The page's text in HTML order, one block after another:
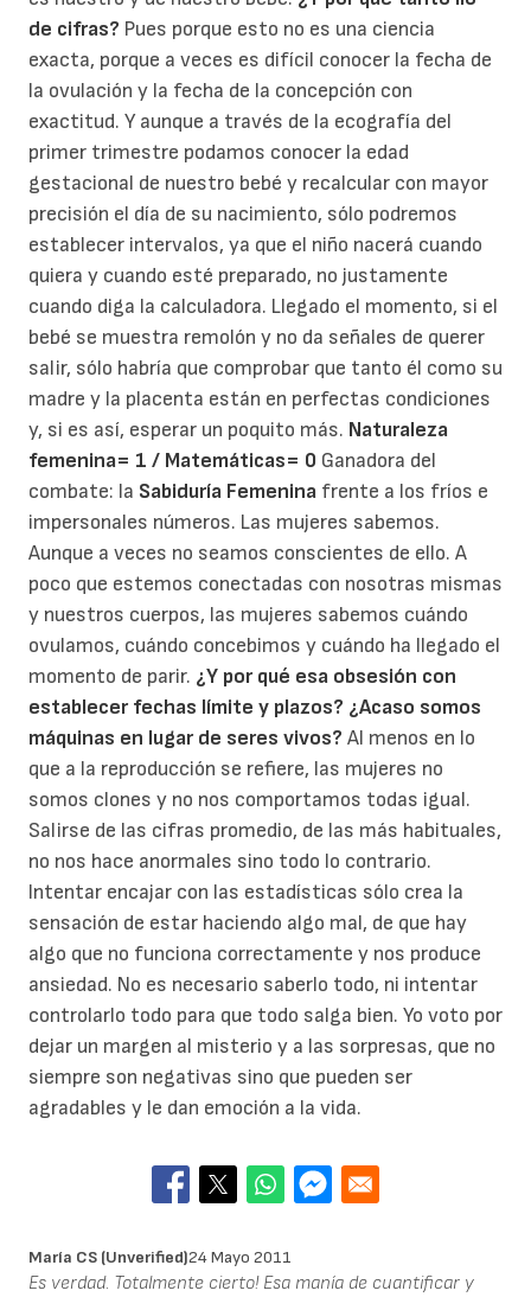
de cifras? Pues porque esto no es una ciencia
exacta, porque a veces es difícil conocer la fecha de
la ovulación y la fecha de la concepción con
exactitud. Y aunque a través de la ecografía del
primer trimestre podamos conocer la edad
gestacional de nuestro bebé y recalcular con mayor
precisión el día de su nacimiento, sólo podremos
establecer intervalos, ya que el niño nacerá cuando
quiera y cuando esté preparado, no justamente
cuando diga la calculadora. Llegado el momento, si el
bebé se muestra remolón y no da señales de querer
salir, sólo habría que comprobar que tanto él como su
madre y la placenta están en perfectas condiciones
y, si es así, esperar un poquito más. Naturaleza
femenina= 1 / Matemáticas= 0 Ganadora del
combate: la Sabiduría Femenina frente a los fríos e
impersonales números. Las mujeres sabemos.
Aunque a veces no seamos conscientes de ello. A
poco que estemos conectadas con nosotras mismas
y nuestros cuerpos, las mujeres sabemos cuándo
ovulamos, cuándo concebimos y cuándo ha llegado el
momento de parir. ¿Y por qué esa obsesión con
establecer fechas límite y plazos? ¿Acaso somos
máquinas en lugar de seres vivos? Al menos en lo
que a la reproducción se refiere, las mujeres no
somos clones y no nos comportamos todas igual.
Salirse de las cifras promedio, de las más habituales,
no nos hace anormales sino todo lo contrario.
Intentar encajar con las estadísticas sólo crea la
sensación de estar haciendo algo mal, de que hay
algo que no funciona correctamente y nos produce
ansiedad. No es necesario saberlo todo, ni intentar
controlarlo todo para que todo salga bien. Yo voto por
dejar un margen al misterio y a las sorpresas, que no
siempre son negativas sino que pueden ser
agradables y le dan emoción a la vida.
María CS (unverified)24 Mayo 2011
Es verdad. Totalmente cierto! Esa manía de cuantificar y